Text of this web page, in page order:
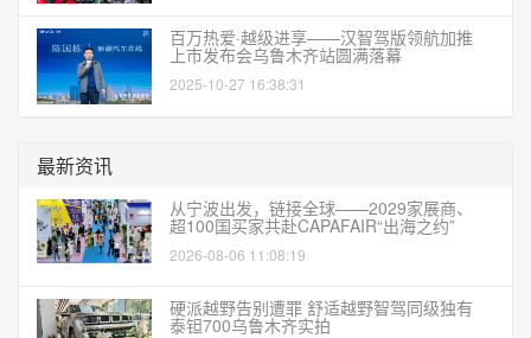
百万热爱·越级进享——汉智驾版领航加推
上市发布会乌鲁木齐站圆满落幕
2025-10-27 16:38:31
最新资讯
从宁波出发，链接全球——2029家展商、
超100国买家共赴CAPAFAIR“出海之约”
2026-08-06 11:08:19
硬派越野告别遭罪 舒适越野智驾同级独有
泰钽700乌鲁木齐实拍